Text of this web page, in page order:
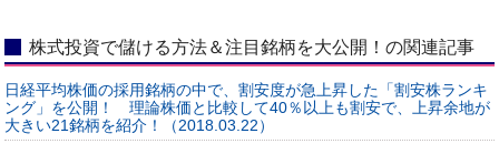
株式投資で儲ける方法＆注目銘柄を大公開！の関連記事
日経平均株価の採用銘柄の中で、割安度が急上昇した「割安株ランキ
ング」を公開！ 理論株価と比較して40％以上も割安で、上昇余地が
大きい21銘柄を紹介！（2018.03.22）